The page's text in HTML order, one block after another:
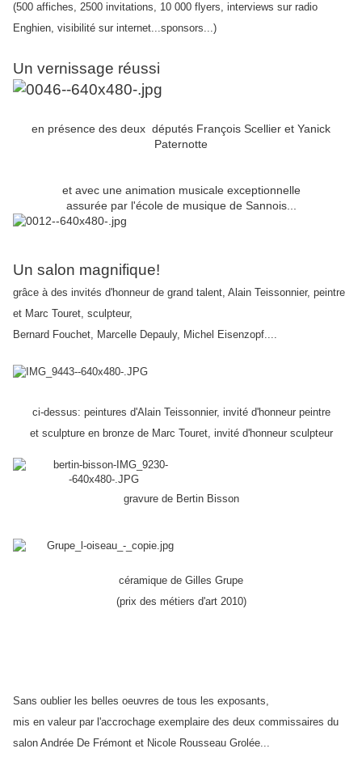
(500 affiches, 2500 invitations, 10 000 flyers, interviews sur radio
Enghien, visibilité sur internet...sponsors...)
Un vernissage réussi
en présence des deux députés François Scellier et Yanick
Paternotte
et avec une animation musicale exceptionnelle
assurée par l'école de musique de Sannois...
Un salon magnifique!
grâce à des invités d'honneur de grand talent, Alain Teissonnier, peintre
et Marc Touret, sculpteur,
Bernard Fouchet, Marcelle Depauly, Michel Eisenzopf....
ci-dessus: peintures d'Alain Teissonnier, invité d'honneur peintre
et sculpture en bronze de Marc Touret, invité d'honneur sculpteur
gravure de Bertin Bisson
céramique de Gilles Grupe
(prix des métiers d'art 2010)
Sans oublier les belles oeuvres de tous les exposants,
mis en valeur par l'accrochage exemplaire des deux commissaires du
salon Andrée De Frémont et Nicole Rousseau Grolée...